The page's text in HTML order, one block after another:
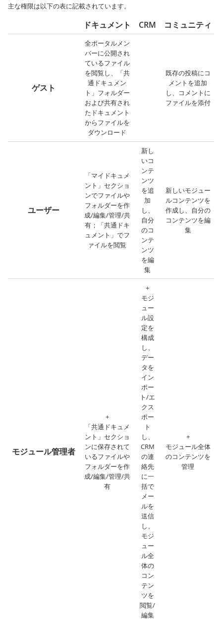
主な権限は以下の表に記載されています。
ドキュメント CRM コミュニティ
ゲスト
全ポータルメン
バーに公開され
ているファイル
を閲覧し、「共
通ドキュメン
ト」フォルダー
および共有され
たドキュメント
からファイルを
ダウンロード
既存の投稿にコ
メントを追加
し、コメントに
ファイルを添付
ユーザー
「マイドキュメ
ント」セクショ
ンでファイルや
フォルダーを作
成/編集/管理/共
有；「共通ドキ
ュメント」でフ
ァイルを閲覧
新し
いコ
ンテ
ンツ
を追
加
し、
自分
のコ
ンテ
ンツ
を編
集
新しいモジュー
ルコンテンツを
作成し、自分の
コンテンツを編
集
モジュール管理者
+
「共通ドキュメ
ント」セクショ
ンに保存されて
いるファイルや
フォルダーを作
成/編集/管理/共
有
+
モジ
ュー
ル設
定を
構成
し、
デー
タを
イン
ポー
ト/エ
クス
ポー
ト
し、
CRM
の連
絡先
に一
括で
メー
ルを
送信
し、
モジ
ュー
ル全
体の
コン
テン
ツを
閲覧/
編集
+
モジュール全体
のコンテンツを
管理